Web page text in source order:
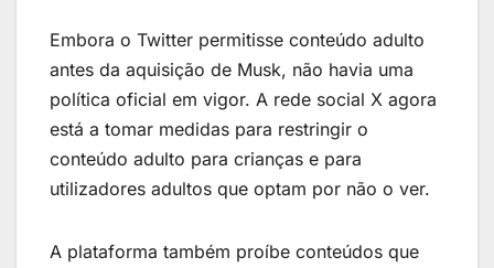
Embora o Twitter permitisse conteúdo adulto
antes da aquisição de Musk, não havia uma
política oficial em vigor. A rede social X agora
está a tomar medidas para restringir o
conteúdo adulto para crianças e para
utilizadores adultos que optam por não o ver.
A plataforma também proíbe conteúdos que